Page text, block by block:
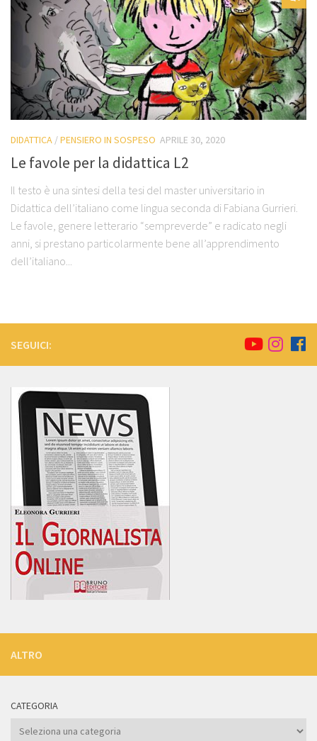
DIDATTICA /PENSIERO IN SOSPESO APRILE 30, 2020
Le favole per la didattica L2
Il testo è una sintesi della tesi del master universitario in
Didattica dell’italiano come lingua seconda di Fabiana Gurrieri.
Le favole, genere letterario “sempreverde” e radicato negli
anni, si prestano particolarmente bene all’apprendimento
dell’italiano...
SEGUICI:
ALTRO
CATEGORIA
Categoria